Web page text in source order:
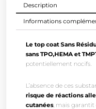
Description
Informations
Le top coat Sans
sans TPO,HEMA et
potentiellement nocifs.
L’absence de ces
risque de réactions
cutanées, mais